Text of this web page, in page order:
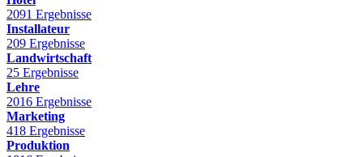
2091 Ergebnisse
Installateur
209 Ergebnisse
Landwirtschaft
25 Ergebnisse
Lehre
2016 Ergebnisse
Marketing
418 Ergebnisse
Produktion